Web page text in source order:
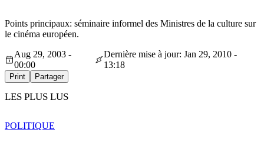
Points principaux: séminaire informel des Ministres de la culture sur
le cinéma européen.
Aug 29, 2003 -
00:00
Dernière mise à jour: Jan 29, 2010 -
13:18
Print Partager
LES PLUS LUS
POLITIQUE